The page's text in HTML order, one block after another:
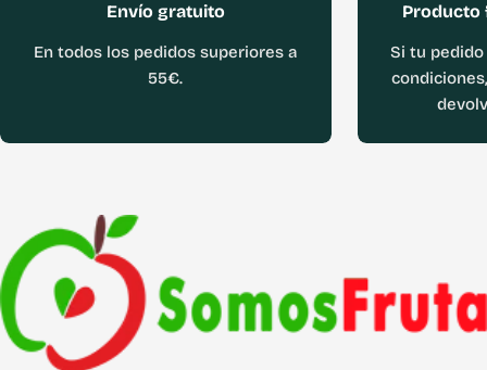
Envío gratuito
En todos los pedidos superiores a
55€.
Producto
Si tu